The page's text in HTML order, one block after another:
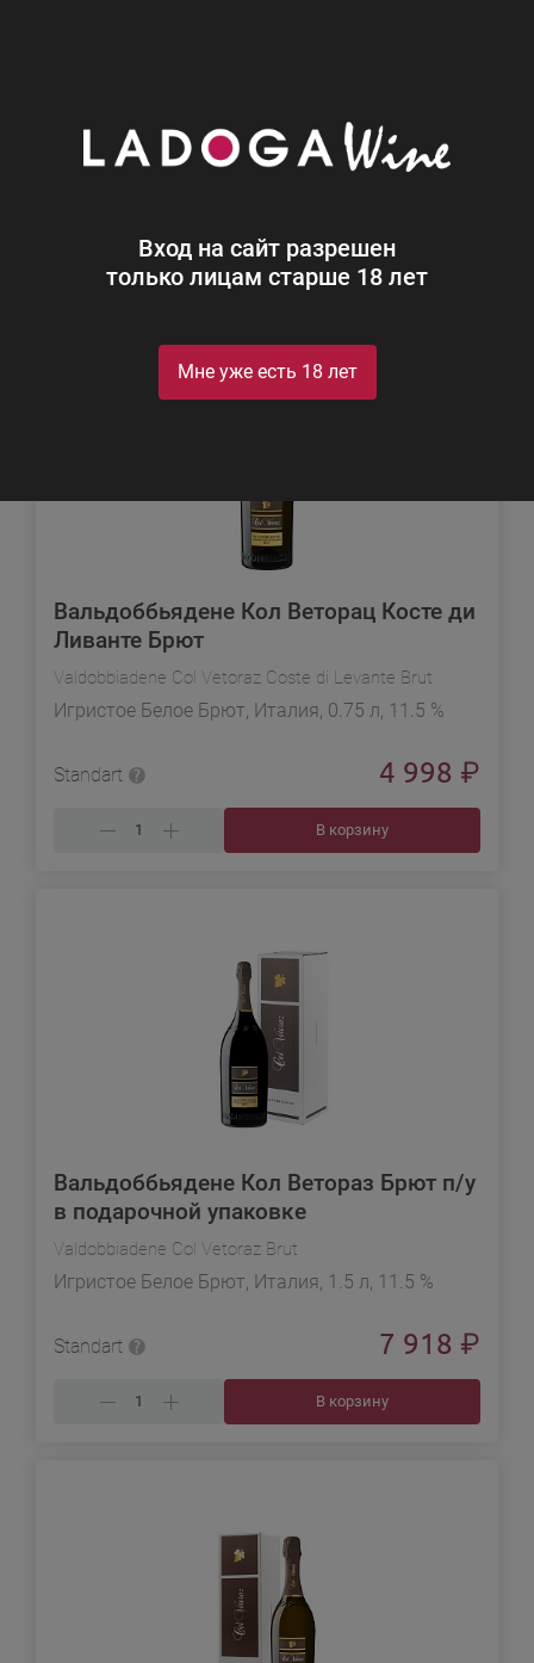
Вход на сайт разрешен
только лицам старше 18 лет
Мне уже есть 18 лет
Игристое
Сортировка
Вальдоббьядене Кол Веторац Косте ди
Ливанте Брют
Valdobbiadene Col Vetoraz Coste di Levante Brut
Игристое Белое Брют, Италия, 0.75 л, 11.5 %
Standart 4 998 ₽
В корзину
Вальдоббьядене Кол Ветораз Брют п/у
в подарочной упаковке
Valdobbiadene Col Vetoraz Brut
Игристое Белое Брют, Италия, 1.5 л, 11.5 %
Standart 7 918 ₽
В корзину